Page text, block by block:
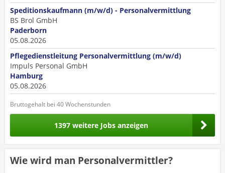
Speditionskaufmann (m/w/d) - Personalvermittlung
BS Brol GmbH
Paderborn
05.08.2026
Pflegedienstleitung Personalvermittlung (m/w/d)
Impuls Personal GmbH
Hamburg
05.08.2026
Bruttogehalt bei 40 Wochenstunden
1397 weitere Jobs anzeigen
Wie wird man Personalvermittler?